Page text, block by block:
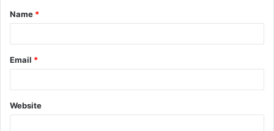
*
Name *
Email *
Website